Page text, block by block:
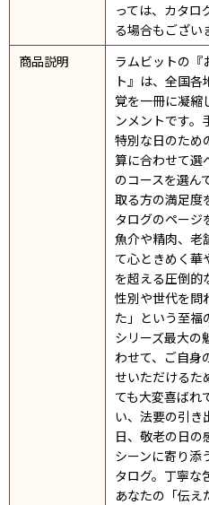
っては、カタロ
る場合もござい
商品説明
ラムビットの『
ト』は、全国
覚を一冊に凝縮
ンメントです。
特別な日のため
算に合わせて選
のコースを選ん
取る方の満足度
タログのページ
魚介や精肉、老
て心ときめく華
を超える圧倒的
性別や世代を問
た」という至福
シリーズ最大の
わせて、ご自身
せいただけるた
ても大変喜ばれ
い、法要の引き
日、敬老の日の
シーンに寄り添
タログ。丁寧な
あなたの「伝え